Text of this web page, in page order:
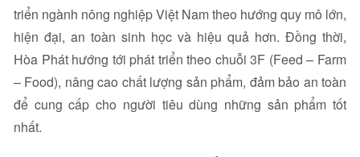
triển ngành nông nghiệp Việt Nam theo hướng quy mô lớn,
hiện đại, an toàn sinh học và hiệu quả hơn. Đồng thời,
Hòa Phát hướng tới phát triển theo chuỗi 3F (Feed – Farm
– Food), nâng cao chất lượng sản phẩm, đảm bảo an toàn
để cung cấp cho người tiêu dùng những sản phẩm tốt
nhất.